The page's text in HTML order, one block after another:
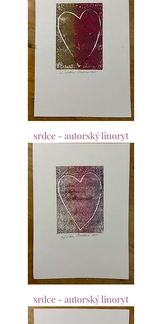
srdce - autorský linoryt
srdce - autorský linoryt